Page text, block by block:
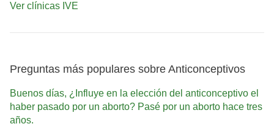
Ver clínicas IVE
Preguntas más populares sobre Anticonceptivos
Buenos días, ¿Influye en la elección del anticonceptivo el
haber pasado por un aborto? Pasé por un aborto hace tres
años.